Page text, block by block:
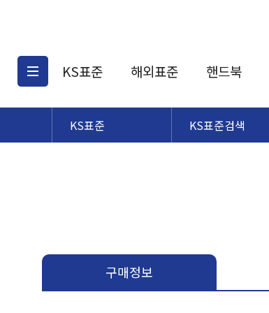
KS표준
KS표준검색
해외표준
해외표준검색
핸드북
KS표준 KS표준검색
구매정보